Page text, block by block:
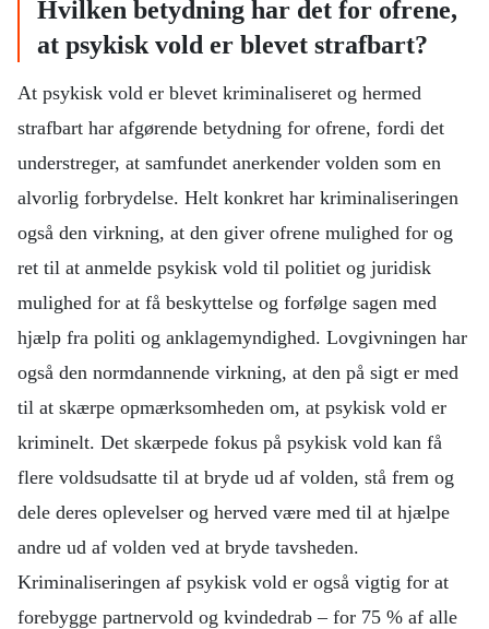
Hvilken betydning har det for ofrene,
at psykisk vold er blevet strafbart?
At psykisk vold er blevet kriminaliseret og hermed
strafbart har afgørende betydning for ofrene, fordi det
understreger, at samfundet anerkender volden som en
alvorlig forbrydelse. Helt konkret har kriminaliseringen
også den virkning, at den giver ofrene mulighed for og
ret til at anmelde psykisk vold til politiet og juridisk
mulighed for at få beskyttelse og forfølge sagen med
hjælp fra politi og anklagemyndighed. Lovgivningen har
også den normdannende virkning, at den på sigt er med
til at skærpe opmærksomheden om, at psykisk vold er
kriminelt. Det skærpede fokus på psykisk vold kan få
flere voldsudsatte til at bryde ud af volden, stå frem og
dele deres oplevelser og herved være med til at hjælpe
andre ud af volden ved at bryde tavsheden.
Kriminaliseringen af psykisk vold er også vigtig for at
forebygge partnervold og kvindedrab – for 75 % af alle